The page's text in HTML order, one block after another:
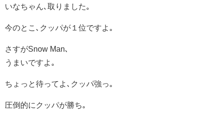
いなちゃん､取りました｡
今のとこ､クッパが１位ですよ｡
さすがSnow Man､
うまいですよ｡
ちょっと待ってよ､クッパ強っ｡
圧倒的にクッパが勝ち｡